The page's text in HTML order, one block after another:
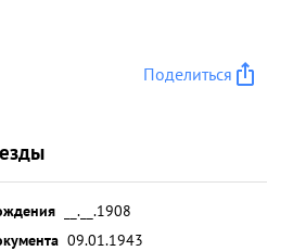
Поделиться
__.__.1908
09.01.1943